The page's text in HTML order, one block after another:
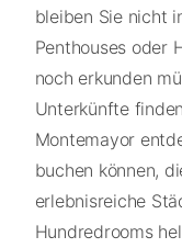
bleiben Sie nicht
Penthouses oder
noch erkunden
Unterkünfte
Montemayor
buchen können,
erlebnisreiche
Hundredrooms